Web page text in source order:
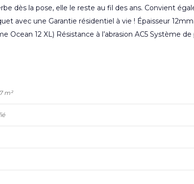
dès la pose, elle le reste au fil des ans. Convient
avec une Garantie résidentiel à vie ! Épaisseur
12 XL) Résistance à l’abrasion AC5 Système
m²